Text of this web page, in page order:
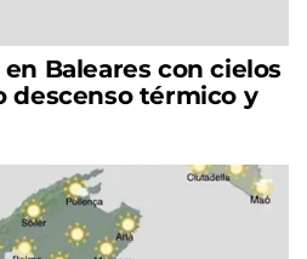
Baleares con cielos
descenso térmico y